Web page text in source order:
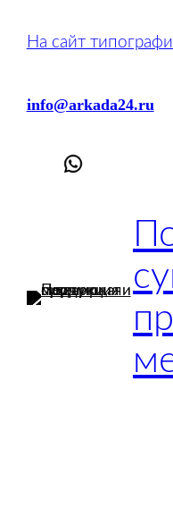
На сайт
info@arkada24.ru